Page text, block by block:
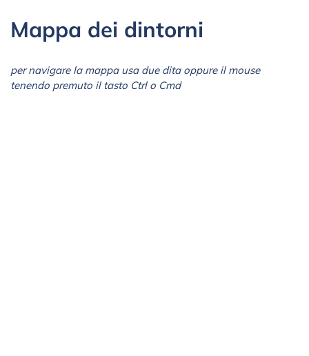
Mappa dei dintorni
per navigare la mappa usa due dita oppure il mouse
tenendo premuto il tasto Ctrl o Cmd